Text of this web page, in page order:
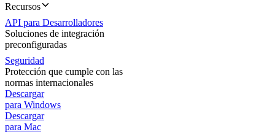
Recursos
API para Desarrolladores
Soluciones de integración
preconfiguradas
Seguridad
Protección que cumple con las
normas internacionales
Descargar
para Windows
Descargar
para Mac